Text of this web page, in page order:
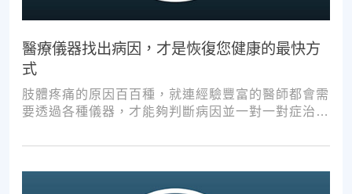
醫療儀器找出病因，才是恢復您健康的最快方
式
肢體疼痛的原因百百種，就連經驗豐富的醫師都會需
要透過各種儀器，才能夠判斷病因並一對一對症治
次推拿、按摩，都難以讓您徹底擺脫不適。